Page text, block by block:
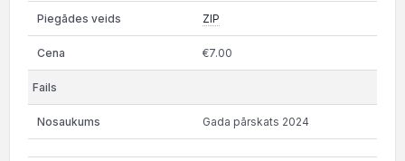
ZIP
€7.00
Gada pārskats 2024